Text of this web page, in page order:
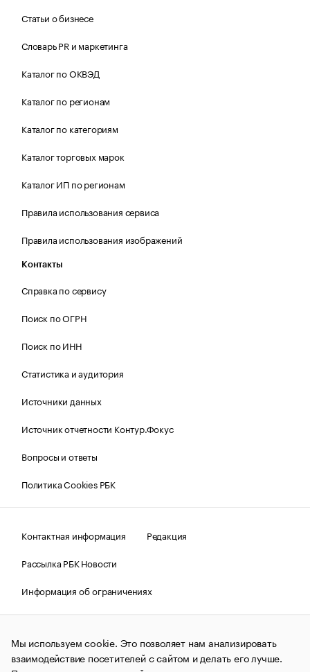
Статьи о бизнесе
Словарь PR и маркетинга
Каталог по ОКВЭД
Каталог по регионам
Каталог по категориям
Каталог торговых марок
Каталог ИП по регионам
Правила использования сервиса
Правила использования изображений
Контакты
Справка по сервису
Поиск по ОГРН
Поиск по ИНН
Статистика и аудитория
Источники данных
Источник отчетности Контур.Фокус
Вопросы и ответы
Политика Cookies РБК
Контактная информация
Редакция
Рассылка РБК Новости
Информация об ограничениях
Правовая информация
О соблюдении авторских прав
© АО «РОСБИЗНЕСКОНСАЛТИНГ»,1995–2026.Сообщения
и материалы информационного агентства «РБК»
(зарегистрировано Федеральной службой по надзору в сфере
Мы используем cookie. Это позволяет нам анализировать
взаимодействие посетителей с сайтом и делать его лучше.